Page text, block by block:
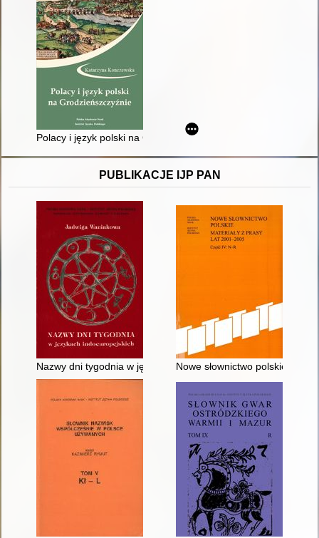
Polacy i język polski na Grodzieńszczyźnie
PUBLIKACJE IJP PAN
Nazwy dni tygodnia w językach indoeuropejskich
Nowe słownictwo polskie :